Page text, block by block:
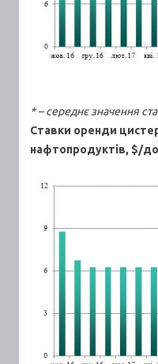
* – середнє значення
Ставки оренди
нафтопродуктів, $/